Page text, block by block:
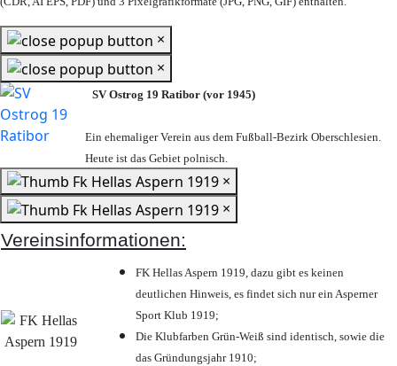
×
×
SV Ostrog 19 Ratibor (vor 1945)
Ein ehemaliger Verein aus dem Fußball-Bezirk Oberschlesien.
Heute ist das Gebiet polnisch.
×
×
Vereinsinformationen:
FK Hellas Aspern 1919, dazu gibt es keinen
deutlichen Hinweis, es findet sich nur ein Asperner
Sport Klub 1919;
Die Klubfarben Grün-Weiß sind identisch, sowie die
das Gründungsjahr 1910;